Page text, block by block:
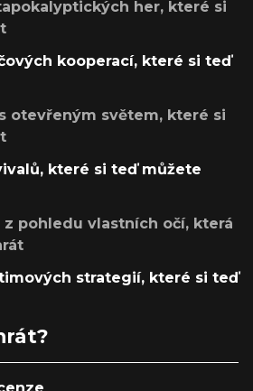
her, které si
kooperací, které si teď
otevřeným světem, které si
které si teď můžete
z pohledu vlastních očí, která
strategií, které si teď